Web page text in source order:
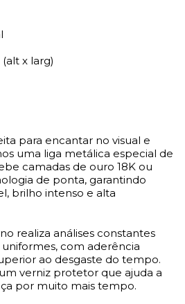
(alt x larg)
para encantar no visual e
uma liga metálica especial de
camadas de ouro 18K ou
de ponta, garantindo
brilho intenso e alta
realiza análises constantes
com aderência
ao desgaste do tempo.
verniz protetor que ajuda a
por muito mais tempo.